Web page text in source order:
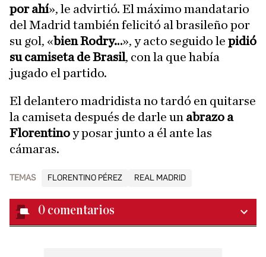
por ahí», le advirtió. El máximo mandatario
del Madrid también felicitó al brasileño por
su gol, «bien Rodry…», y acto seguido le pidió
su camiseta de Brasil, con la que había
jugado el partido.
El delantero madridista no tardó en quitarse
la camiseta después de darle un abrazo a
Florentinoy posar junto a él ante las
cámaras.
TEMAS FLORENTINO PÉREZ REAL MADRID
0 comentarios